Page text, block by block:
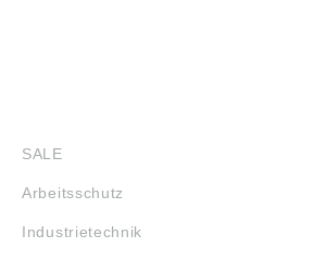
SALE
Arbeitsschutz
Industrietechnik